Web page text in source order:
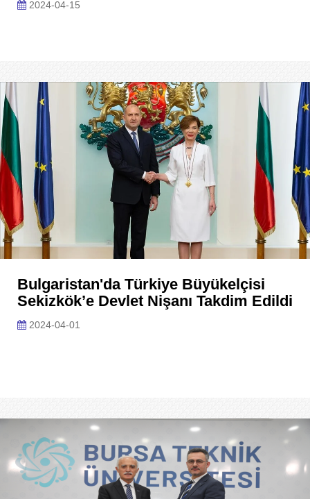
2024-04-15
Bulgaristan'da Türkiye Büyükelçisi
Sekizkök’e Devlet Nişanı Takdim Edildi
2024-04-01